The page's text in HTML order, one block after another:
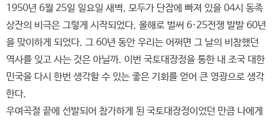
1950년 6월 25일 일요일 새벽, 모두가 단잠에 빠져 있을 04시 동족
상잔의 비극은 그렇게 시작되었다. 올해로 벌써 6·25전쟁 발발 60년
을 맞이하게 되었다. 그 60년 동안 우리는 어쩌면 그 날의 비참했던
역사를 잊고 사는 것은 아닐까. 이번 국토대장정을 통한 내 조국 대한
민국을 다시 한번 생각할 수 있는 좋은 기회를 얻어 큰 영광으로 생각
한다.
우여곡절 끝에 선발되어 참가하게 된 국토대장정이었던 만큼 나에게